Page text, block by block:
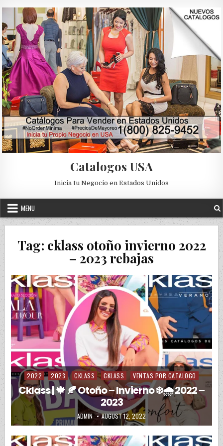
Catalogos USA
Inicia tu Negocio en Estados Unidos
MENU
Tag: cklass otoño invierno 2022
– 2023 rebajas
Posted in
2022 2023 CKLASS CKLASS VENTAS POR CATALOGO
Cklass | 🍁 🍂 Otoño – Invierno ❄️🌧️ 2022 –
2023
AUTHOR:
ADMIN PUBLISHED DATE:
AUGUST 12, 2022